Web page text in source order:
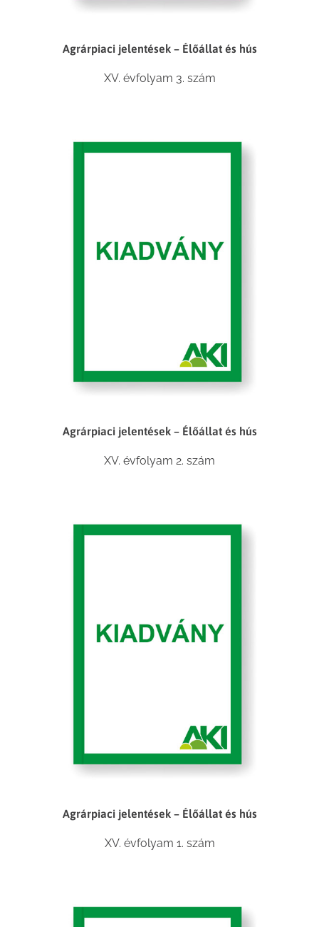
Agrárpiaci jelentések – Élőállat és hús
XV. évfolyam 3. szám
Agrárpiaci jelentések – Élőállat és hús
XV. évfolyam 2. szám
Agrárpiaci jelentések – Élőállat és hús
XV. évfolyam 1. szám